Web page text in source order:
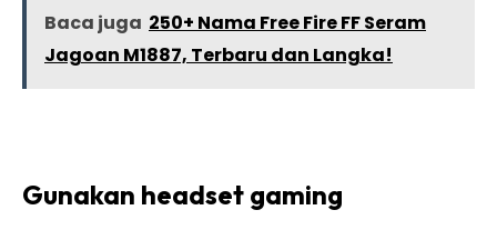
Baca juga 250+ Nama Free Fire FF Seram
Jagoan M1887, Terbaru dan Langka!
Gunakan headset gaming